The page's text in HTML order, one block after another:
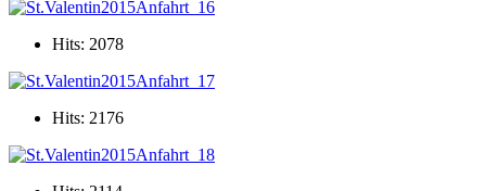
Hits: 2078
Hits: 2176